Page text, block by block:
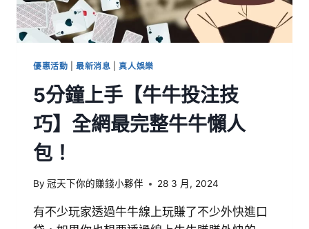
優惠活動 |最新消息 |真人娛樂
5分鐘上手【牛牛投注技
巧】全網最完整牛牛懶人
包！
By 冠天下你的賺錢小夥伴 28 3 月, 2024
有不少玩家透過牛牛線上玩賺了不少外快進口